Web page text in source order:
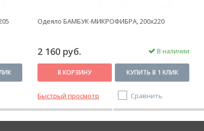
Одеяло БАМБУК-МИКРОФИБРА, 200x220
2 160 руб. В наличии
В КОРЗИНУ КУПИТЬ В 1 КЛИК
Быстрый просмотр Сравнить